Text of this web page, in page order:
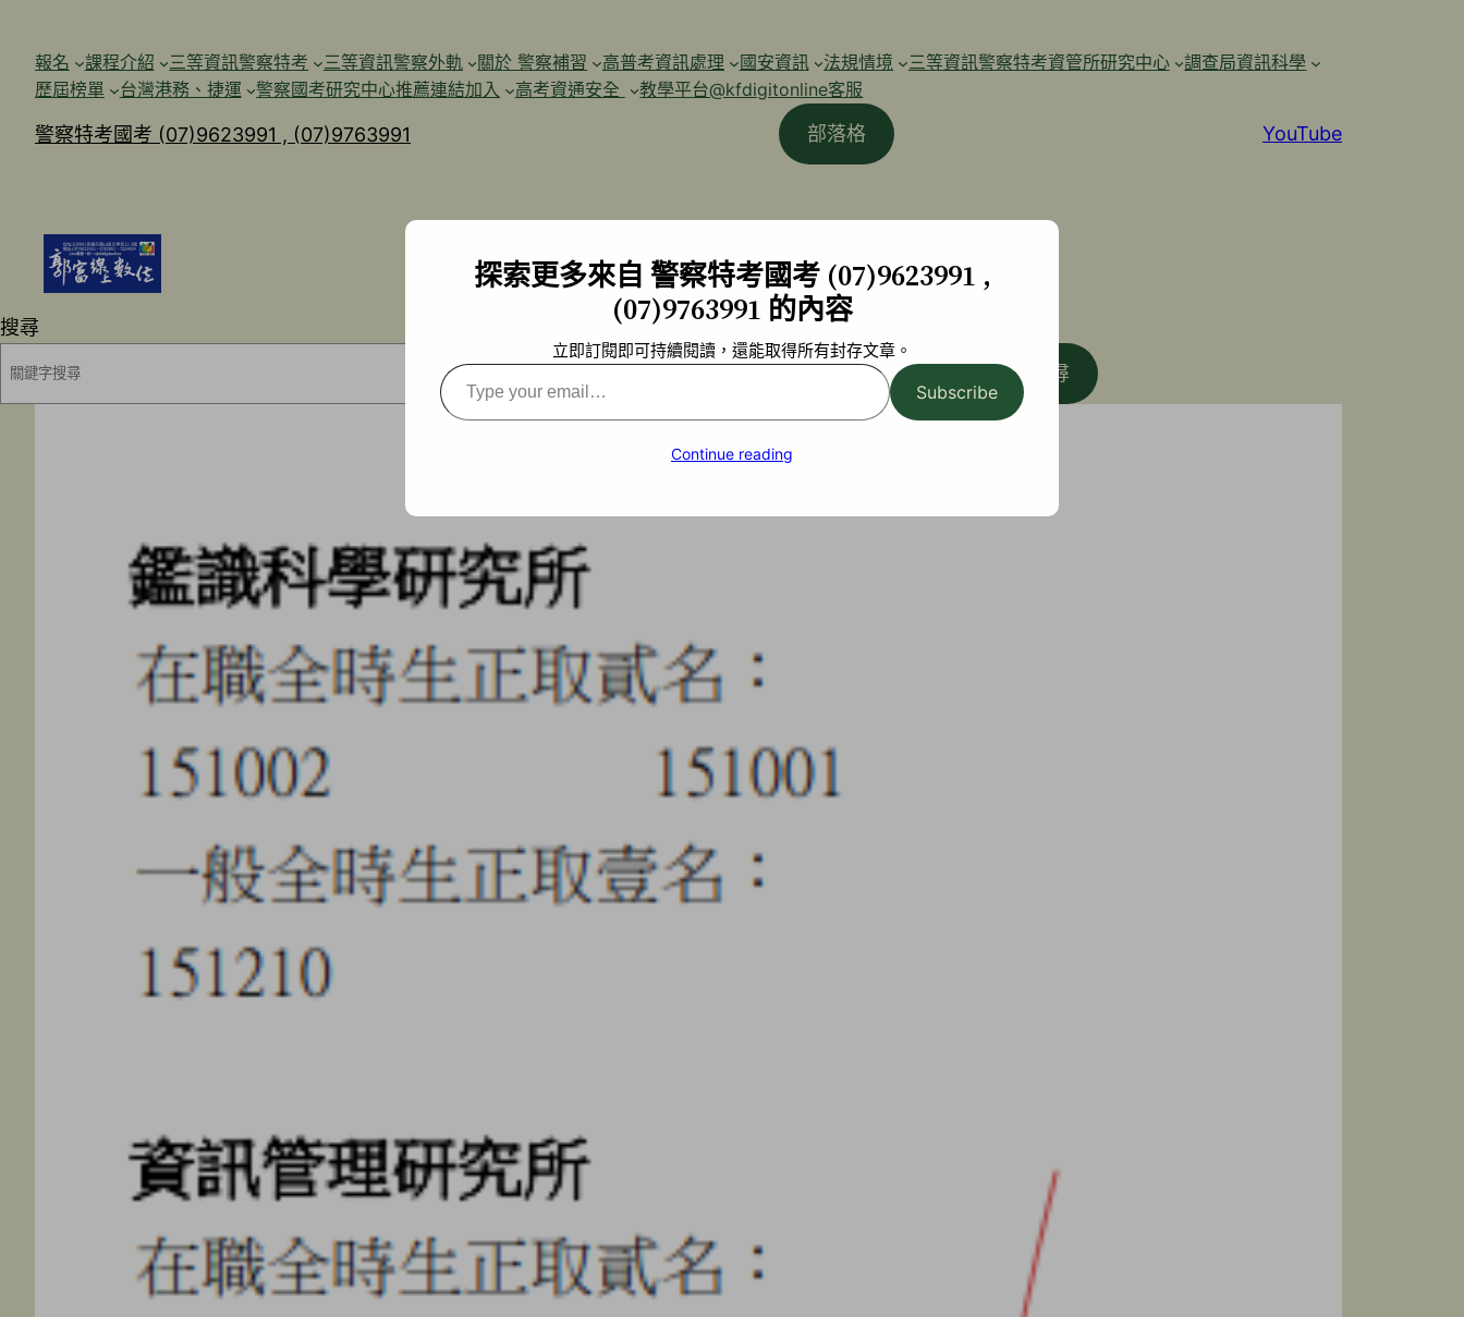
報名 課程介紹 三等資訊警察特考 三等資訊警察外軌 關於 警察補習 高普考資訊處理 國安資訊 法規情境 三等資訊警察特考資管所研究中心
調查局資訊科學
歷屆榜單
台灣港務、捷運 警察國考研究中心推薦連結加入 高考資通安全 教學平台@kfdigitonline客服
警察特考國考 (07)9623991 , (07)9763991 部落格 YouTube
搜尋
搜尋
探索更多來自 警察特考國考 (07)9623991 ,
(07)9763991 的內容
立即訂閱即可持續閱讀，還能取得所有封存文章。
Type
your
Subscribe
Continue reading